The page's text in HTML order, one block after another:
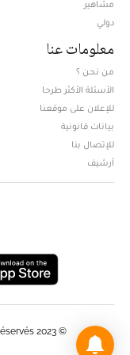
مشاهير
دولي
معلومات عنا
من نحن ؟
الأسئلة الأكثر طرحا
للإعلان على موقعنا
بيانات قانونية
للإتصال بنا
أرشيف
© Web News / le360.ma / Tous droits réservés 2023